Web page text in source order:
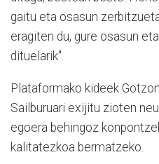
gaitu eta osasun
eragiten du, gure osasun
dituelarik".
Plataformako kideek
Sailburuari exijitu zioten
egoera behingoz
kalitatezkoa bermatzeko.